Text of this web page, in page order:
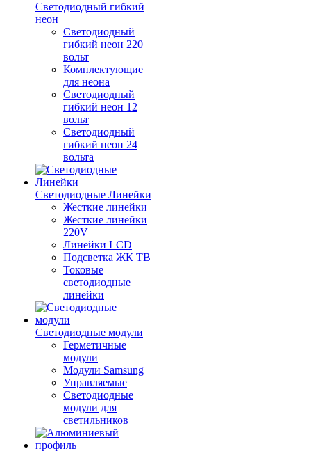
Светодиодный гибкий
неон
Светодиодный
гибкий неон 220
вольт
Комплектующие
для неона
Светодиодный
гибкий неон 12
вольт
Светодиодный
гибкий неон 24
вольта
Светодиодные Линейки
Жесткие линейки
Жесткие линейки
220V
Линейки LCD
Подсветка ЖК ТВ
Токовые
светодиодные
линейки
Светодиодные модули
Герметичные
модули
Модули Samsung
Управляемые
Светодиодные
модули для
светильников